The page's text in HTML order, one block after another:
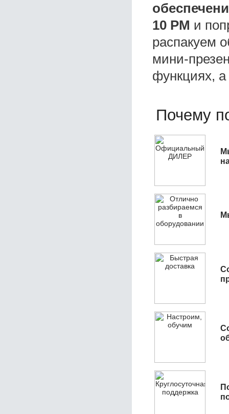
10 РМ и
распакуем
мини-
функциях,
Почему